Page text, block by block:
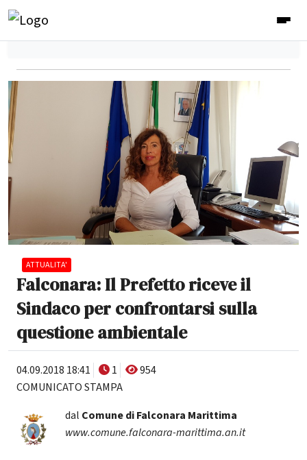
ATTUALITA'
Falconara: Il Prefetto riceve il
Sindaco per confrontarsi sulla
questione ambientale
04.09.2018 18:41 1
954
COMUNICATO STAMPA
dal Comune di Falconara Marittima
www.comune.falconara-marittima.an.it